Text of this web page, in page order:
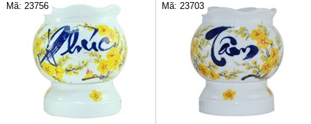
Mã: 23756 Mã: 23703